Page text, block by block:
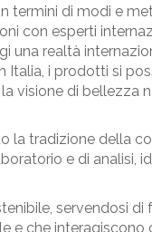
termini di modi e
con esperti
una realtà
Italia, i prodotti si
visione di bellezza
la tradizione della
e di analisi,
servendosi di
e che interagiscono